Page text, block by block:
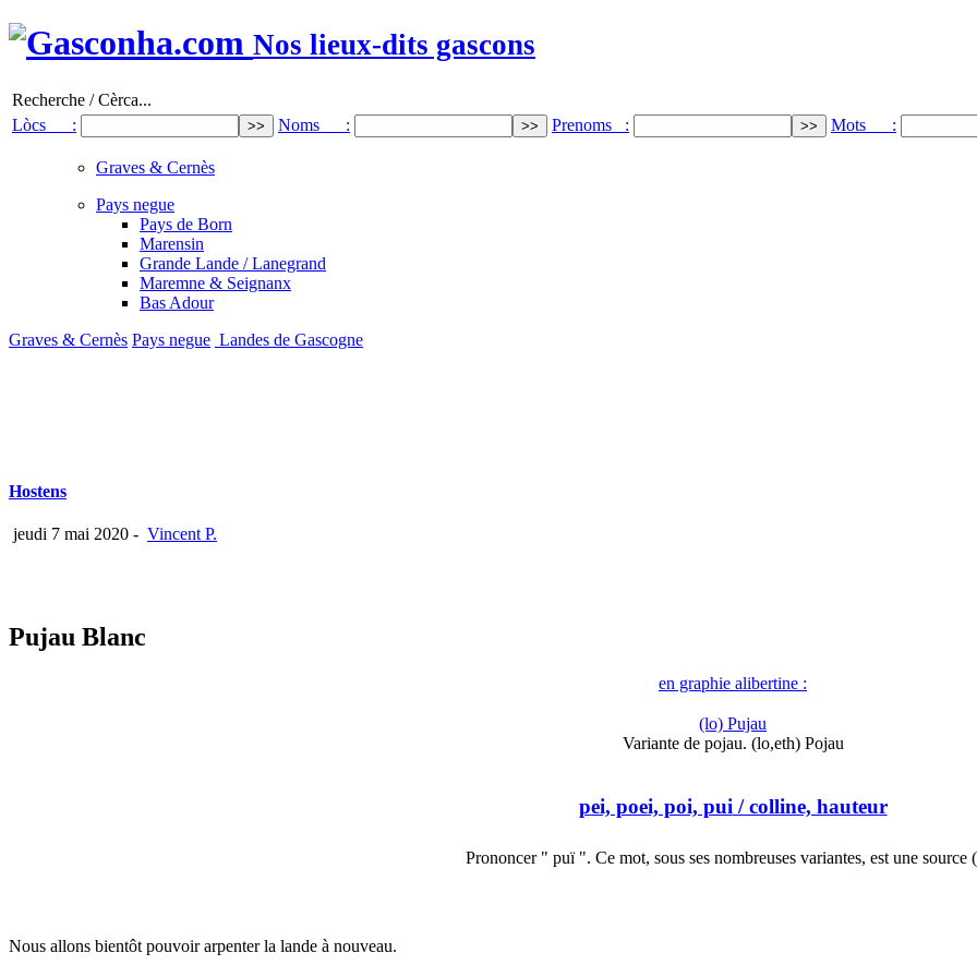
Nos lieux-dits gascons
Recherche / Cèrca...
Lòcs :
Noms : Prenoms : Mots :
Graves & Cernès
Pays negue
Pays de Born
Marensin
Grande Lande / Lanegrand
Maremne & Seignanx
Bas Adour
Graves & Cernès Pays negue Landes de Gascogne
Hostens
jeudi 7 mai 2020 - Vincent P.
Pujau Blanc
en graphie alibertine :
(lo) Pujau
Variante de pojau. (lo,eth) Pojau
pei, poei, poi, pui / colline, hauteur
Prononcer " puï ". Ce mot, sous ses nombreuses variantes, est une
Nous allons bientôt pouvoir arpenter la lande à nouveau.